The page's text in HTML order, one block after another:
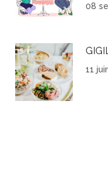
08
11